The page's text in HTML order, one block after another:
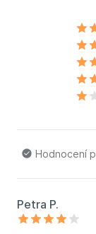
Hodnocení
Petra P.